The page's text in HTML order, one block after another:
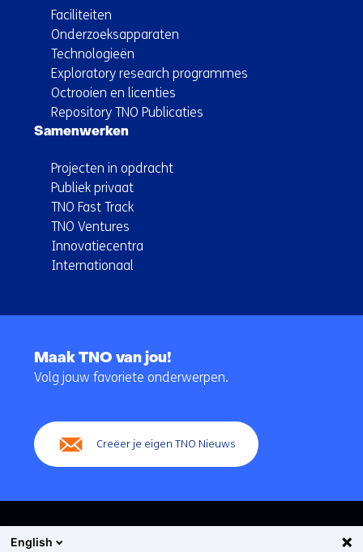
Faciliteiten
Onderzoeksapparaten
Technologieën
Exploratory research programmes
Octrooien en licenties
Repository TNO Publicaties
Samenwerken
Projecten in opdracht
Publiek privaat
TNO Fast Track
TNO Ventures
Innovatiecentra
Internationaal
navigatie
Maak TNO van jou!
Volg jouw favoriete onderwerpen.
Creëer je eigen TNO Nieuws
English